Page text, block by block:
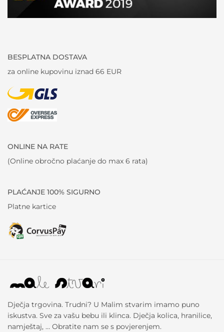
BESPLATNA DOSTAVA
za online kupovinu iznad 66 EUR
ONLINE NA RATE
(Online obročno plaćanje do max 6 rata)
PLAĆANJE 100% SIGURNO
Platne kartice
Dječja trgovina. Trudni? U Malim stvarim imamo puno
iskustva. Sve za vašu bebu ili klinca. Dječja kolica, hranilice,
namještaj, … Obratite nam se s povjerenjem.